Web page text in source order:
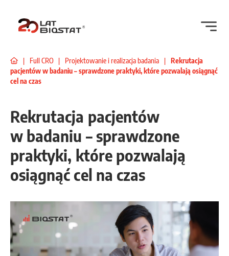
| Full CRO | Projektowanie i realizacja badania | Rekrutacja
pacjentów w badaniu – sprawdzone praktyki, które pozwalają osiągnąć
cel na czas
Rekrutacja pacjentów
w badaniu – sprawdzone
praktyki, które pozwalają
osiągnąć cel na czas